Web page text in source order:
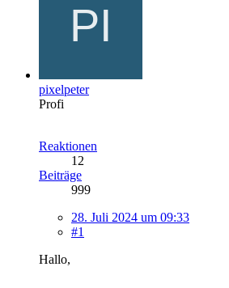
pixelpeter
Profi
Reaktionen
12
Beiträge
999
28. Juli 2024 um 09:33
#1
Hallo,